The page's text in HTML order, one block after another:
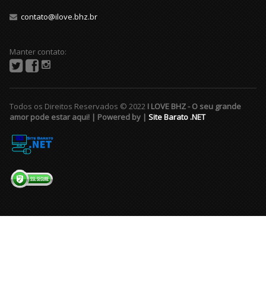
contato@ilove.bhz.br
Manter contato:
Todos os Direitos Reservados © 2022 I LOVE BHZ - O seu grande
amor pode estar aqui! | Powered by | Site Barato .NET